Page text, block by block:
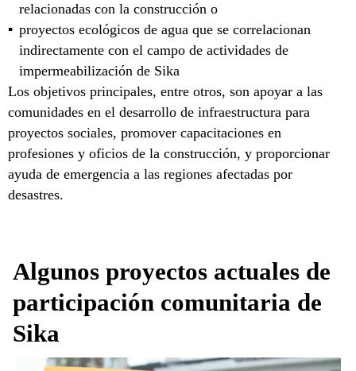
relacionadas con la construcción o
proyectos ecológicos de agua que se correlacionan
indirectamente con el campo de actividades de
impermeabilización de Sika
Los objetivos principales, entre otros, son apoyar a las
comunidades en el desarrollo de infraestructura para
proyectos sociales, promover capacitaciones en
profesiones y oficios de la construcción, y proporcionar
ayuda de emergencia a las regiones afectadas por
desastres.
Algunos proyectos actuales de
participación comunitaria de
Sika